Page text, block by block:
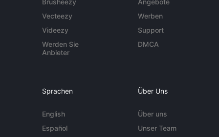
Brusheezy
Vecteezy
Videezy
Werden Sie
Anbieter
Angebote
Werben
Support
DMCA
Sprachen
English
Español
Über Uns
Über uns
Unser Team